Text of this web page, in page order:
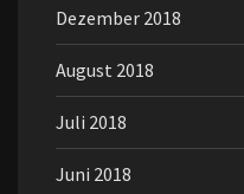
Dezember 2018
August 2018
Juli 2018
Juni 2018